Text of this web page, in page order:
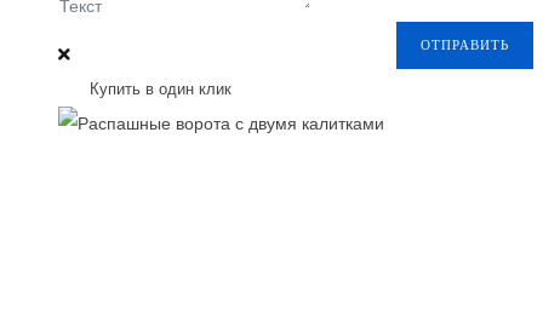
Текст
ОТПРАВИТЬ
Купить в один клик